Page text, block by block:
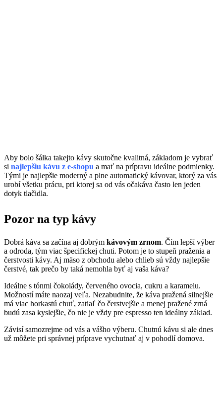
Aby bolo šálka takejto kávy skutočne kvalitná, základom je vybrať
si najlepšiu kávu z e-shopu a mať na prípravu ideálne podmienky.
Tými je najlepšie moderný a plne automatický kávovar, ktorý za vás
urobí všetku prácu, pri ktorej sa od vás očakáva často len jeden
dotyk tlačidla.
Pozor na typ kávy
Dobrá káva sa začína aj dobrým kávovým zrnom. Čím lepší výber
a odroda, tým viac špecifickej chuti. Potom je to stupeň praženia a
čerstvosti kávy. Aj mäso z obchodu alebo chlieb sú vždy najlepšie
čerstvé, tak prečo by taká nemohla byť aj vaša káva?
Ideálne s tónmi čokolády, červeného ovocia, cukru a karamelu.
Možností máte naozaj veľa. Nezabudnite, že káva pražená silnejšie
má viac horkastú chuť, zatiaľ čo čerstvejšie a menej pražené zrná
budú zasa kyslejšie, čo nie je vždy pre espresso ten ideálny základ.
Závisí samozrejme od vás a vášho výberu. Chutnú kávu si ale dnes
už môžete pri správnej príprave vychutnať aj v pohodlí domova.